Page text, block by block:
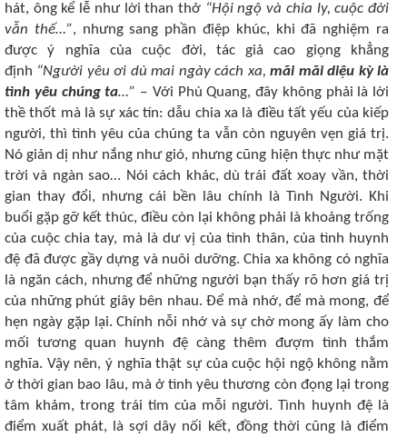
hát, ông kể lễ như lời than thở “Hội ngộ và chia ly, cuộc đời
vẫn thế…”, nhưng sang phần điệp khúc, khi đã nghiệm ra
được ý nghĩa của cuộc đời, tác giả cao giọng khẳng
định “Người yêu ơi dù mai ngày cách xa,mãi mãi diệu kỳ là
tình yêu chúng ta…” ‒ Với Phú Quang, đây không phải là lời
thề thốt mà là sự xác tín: dẫu chia xa là điều tất yếu của kiếp
người, thì tình yêu của chúng ta vẫn còn nguyên vẹn giá trị.
Nó giản dị như nắng như gió, nhưng cũng hiện thực như mặt
trời và ngàn sao… Nói cách khác, dù trái đất xoay vần, thời
gian thay đổi, nhưng cái bền lâu chính là Tình Người. Khi
buổi gặp gỡ kết thúc, điều còn lại không phải là khoảng trống
của cuộc chia tay, mà là dư vị của tình thân, của tình huynh
đệ đã được gầy dựng và nuôi dưỡng. Chia xa không có nghĩa
là ngăn cách, nhưng để những người bạn thấy rõ hơn giá trị
của những phút giây bên nhau. Để mà nhớ, để mà mong, để
hẹn ngày gặp lại. Chính nỗi nhớ và sự chờ mong ấy làm cho
mối tương quan huynh đệ càng thêm đượm tình thắm
nghĩa. Vậy nên, ý nghĩa thật sự của cuộc hội ngộ không nằm
ở thời gian bao lâu, mà ở tình yêu thương còn đọng lại trong
tâm khảm, trong trái tim của mỗi người. Tình huynh đệ là
điểm xuất phát, là sợi dây nối kết, đồng thời cũng là điểm